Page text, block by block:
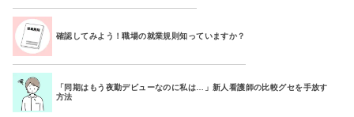
確認してみよう！職場の就業規則知っていますか？
「同期はもう夜勤デビューなのに私は…」新人看護師の比較グセを手放す
方法